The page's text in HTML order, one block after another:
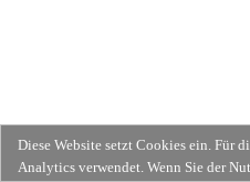
Diese Website setzt Cookies ein. Für
Analytics verwendet. Wenn Sie der